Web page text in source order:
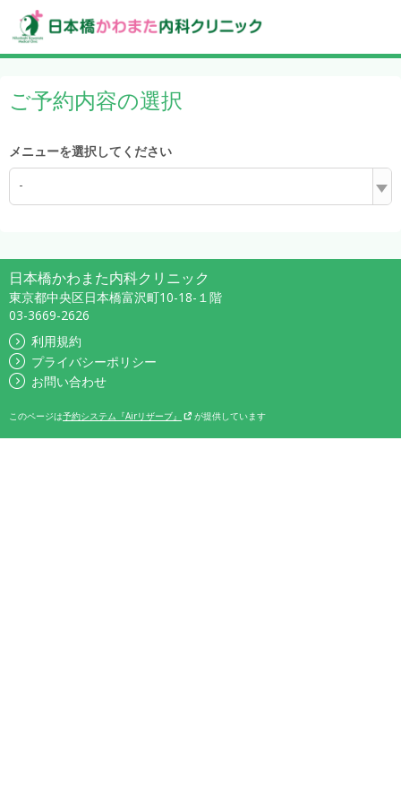
ご予約内容の選択
メニューを選択してください
-
日本橋かわまた内科クリニック
東京都中央区日本橋富沢町10-18-１階
03-3669-2626
利用規約
プライバシーポリシー
お問い合わせ
このページは予約システム『Airリザーブ』 が提供しています